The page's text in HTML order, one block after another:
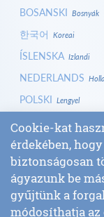
BOSANSKI Bosnyák
한국어 Koreai
ÍSLENSKA Izlandi
NEDERLANDS
POLSKI Lengyel
HRVATSKI Horvát
ITALIANOOlasz
БЪЛГАРСКИ Bolgár
Cookie-kat
érdekében,
biztonságosan
ágyazunk be
gyűjtünk a
módosíthatja az